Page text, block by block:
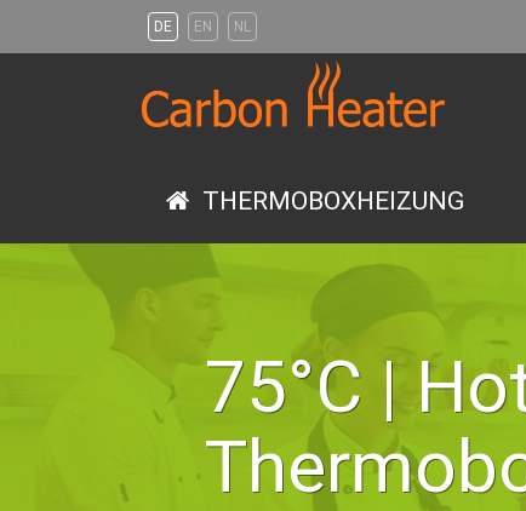
DE EN NL
THERMOBOXHEIZUNG
75°C |